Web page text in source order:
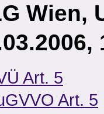
Wien,
Art. 5
Art. 5